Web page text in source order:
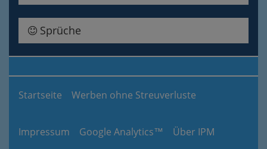
Sprüche
Startseite Werben ohne Streuverluste
Impressum Google Analytics™ Über IPM